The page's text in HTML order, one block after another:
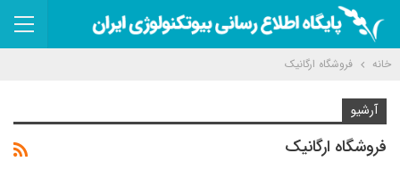
خانه فروشگاه ارگانیک
آرشیو
فروشگاه ارگانیک